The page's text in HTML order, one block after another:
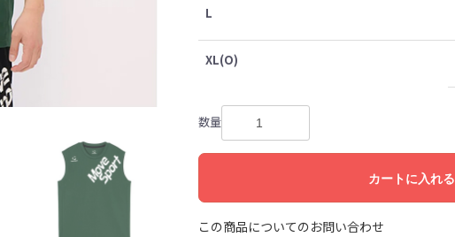
L
XL(O)
数量
カートに入れる
この商品についてのお問い合わせ